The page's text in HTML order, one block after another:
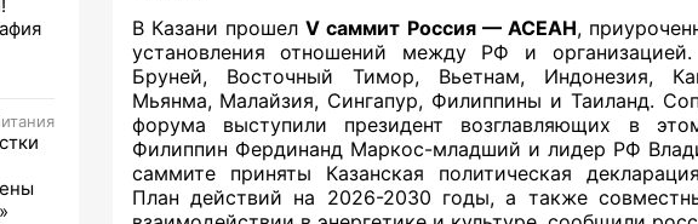
В Казани прошелV саммит Россия — АСЕАН,
установления отношений между РФ и
Бруней, Восточный Тимор, Вьетнам, Индонезия,
Мьянма, Малайзия, Сингапур, Филиппины и Таиланд.
форума выступили президент возглавляющих в
Филиппин Фердинанд Маркос-младший и лидер РФ
саммите приняты Казанская политическая
План действий на 2026-2030 годы, а также